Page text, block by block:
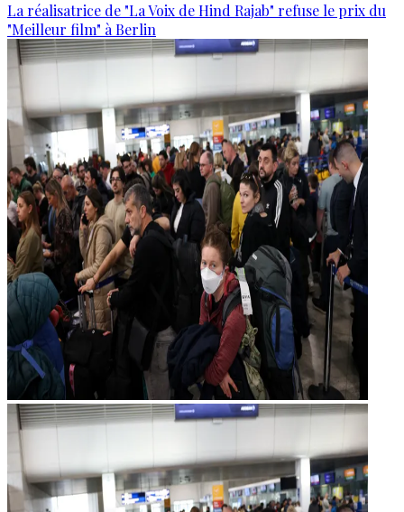
La réalisatrice de "La Voix de Hind Rajab" refuse le prix du
"Meilleur film" à Berlin